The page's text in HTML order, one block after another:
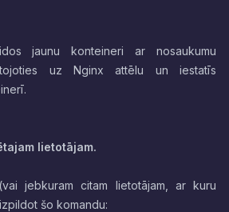
jaunu konteineri ar nosaukumu
uz Nginx attēlu un iestatīs
lietotājam.
jebkuram citam lietotājam, ar kuru
šo komandu: